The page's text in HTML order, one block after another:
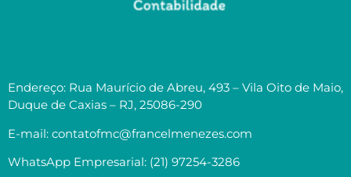
Endereço: Rua Maurício de Abreu, 493 – Vila Oito de Maio,
Duque de Caxias – RJ, 25086-290
E-mail: contatofmc@francelmenezes.com
WhatsApp Empresarial: (21) 97254-3286